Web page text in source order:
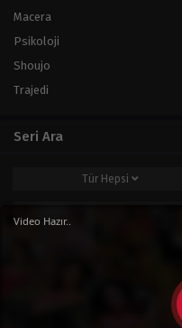
Macera
Psikoloji
Shoujo
Trajedi
Seri Ara
Tür Hepsi
Video Hazır..